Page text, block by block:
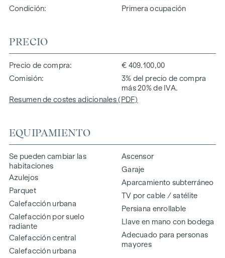
Condición
Primera ocupación
PRECIO
Precio de compra
€ 409.100,00
Comisión
3% del precio de compra
más 20% de IVA.
Resumen de costes adicionales (PDF)
EQUIPAMIENTO
Se pueden cambiar las
habitaciones
Azulejos
Parquet
Calefacción urbana
Calefacción por suelo
radiante
Calefacción central
Calefacción urbana
Ascensor
Garaje
Aparcamiento subterráneo
TV por cable / satélite
Persiana enrollable
Llave en mano con bodega
Adecuado para personas
mayores